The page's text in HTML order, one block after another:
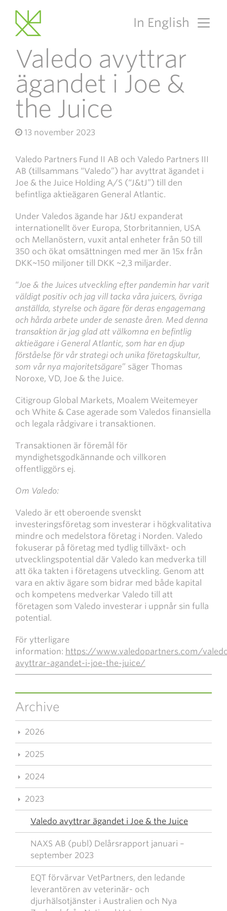
Main Navigation
In English
Valedo avyttrar
ägandet i Joe &
the Juice
13 november 2023
Valedo Partners Fund II AB och Valedo Partners III
AB (tillsammans “Valedo”) har avyttrat ägandet i
Joe & the Juice Holding A/S (“J&tJ”) till den
befintliga aktieägaren General Atlantic.
Under Valedos ägande har J&tJ expanderat
internationellt över Europa, Storbritannien, USA
och Mellanöstern, vuxit antal enheter från 50 till
350 och ökat omsättningen med mer än 15x från
DKK~150 miljoner till DKK ~2,3 miljarder.
“Joe & the Juices utveckling efter pandemin har varit
väldigt positiv och jag vill tacka våra juicers, övriga
anställda, styrelse och ägare för deras engagemang
och hårda arbete under de senaste åren. Med denna
transaktion är jag glad att välkomna en befintlig
aktieägare i General Atlantic, som har en djup
förståelse för vår strategi och unika företagskultur,
som vår nya majoritetsägare” säger Thomas
Noroxe, VD, Joe & the Juice.
Citigroup Global Markets, Moalem Weitemeyer
och White & Case agerade som Valedos finansiella
och legala rådgivare i transaktionen.
Transaktionen är föremål för
myndighetsgodkännande och villkoren
offentliggörs ej.
Om Valedo:
Valedo är ett oberoende svenskt
investeringsföretag som investerar i högkvalitativa
mindre och medelstora företag i Norden. Valedo
fokuserar på företag med tydlig tillväxt- och
utvecklingspotential där Valedo kan medverka till
att öka takten i företagens utveckling. Genom att
vara en aktiv ägare som bidrar med både kapital
och kompetens medverkar Valedo till att
företagen som Valedo investerar i uppnår sin fulla
potential.
För ytterligare
information: https://www.valedopartners.com/
avyttrar-agandet-i-joe-the-juice/
Archive
2026
2025
2024
2023
Valedo avyttrar ägandet i Joe & the Juice
NAXS AB (publ) Delårsrapport januari –
september 2023
EQT förvärvar VetPartners, den ledande
leverantören av veterinär- och
djurhälsotjänster i Australien och Nya